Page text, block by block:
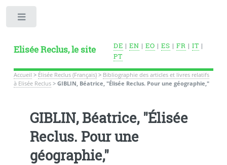
Elisée Reclus, le site DE | EN | EO | ES | FR | IT |
PT
Accueil > Élisée Reclus (Français)> Bibliographie des articles et livres relatifs
à Elisée Reclus> GIBLIN, Béatrice, "Élisée Reclus. Pour une géographie,"
GIBLIN, Béatrice, "Élisée
Reclus. Pour une
géographie,"